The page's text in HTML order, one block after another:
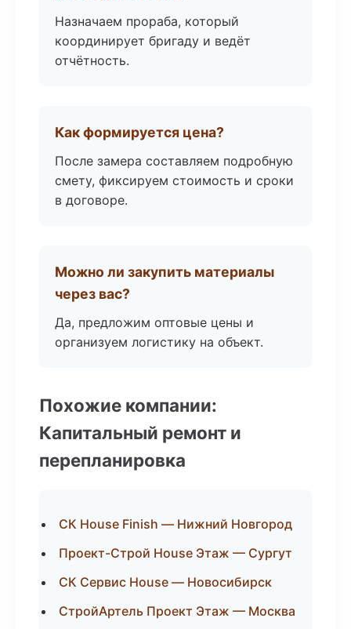
Назначаем прораба, который
координирует бригаду и ведёт
отчётность.
Как формируется цена?
После замера составляем подробную
смету, фиксируем стоимость и сроки
в договоре.
Можно ли закупить материалы
через вас?
Да, предложим оптовые цены и
организуем логистику на объект.
Похожие компании:
Капитальный ремонт и
перепланировка
СК House Finish — Нижний Новгород
Проект-Строй House Этаж — Сургут
СК Сервис House — Новосибирск
СтройАртель Проект Этаж — Москва